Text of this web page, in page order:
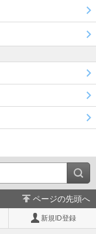
ページの先頭へ
新規ID登録